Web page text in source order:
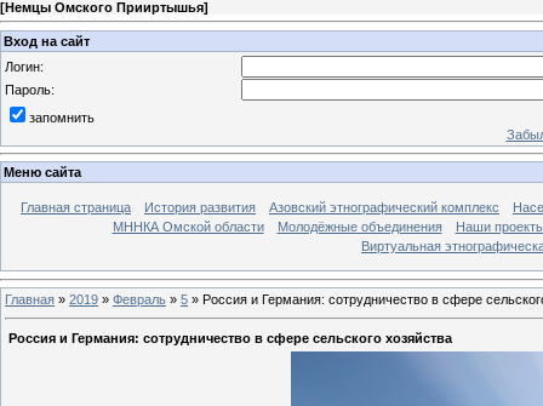
[Немцы Омского Прииртышья]
Вход на сайт
Логин:
Пароль:
запомнить
Меню сайта
Главная страница История развития Азовский этнографический комплекс
МННКА Омской области
Молодёжные объединения
Наши
Виртуальная
Главная » 2019 » Февраль » 5 » Россия и Германия: сотрудничество в сфере
Россия и Германия: сотрудничество в сфере сельского хозяйства